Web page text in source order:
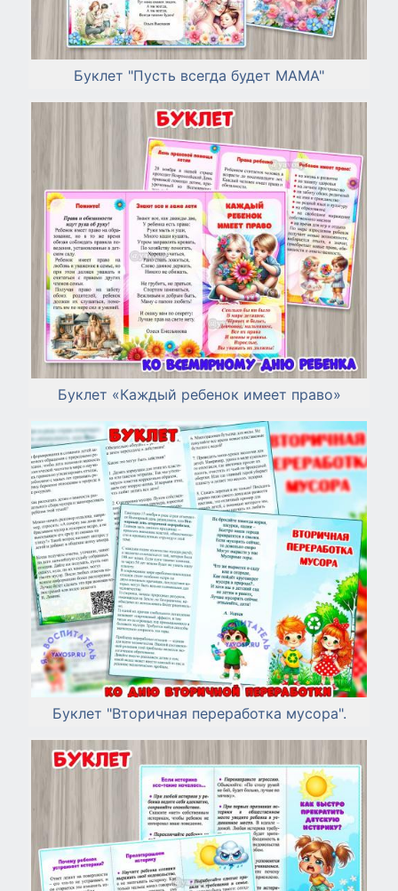
Буклет "Пусть всегда будет МАМА"
Буклет «Каждый ребенок имеет право»
Буклет "Вторичная переработка мусора".